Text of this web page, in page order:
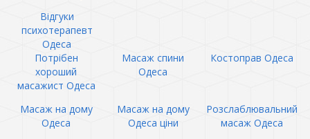
Відгуки
психотерапевт
Одеса
Потрібен
хороший
масажист Одеса
Масаж спини
Одеса
Костоправ Одеса
Масаж на дому
Одеса
Масаж на дому
Одеса ціни
Розслаблювальний
масаж Одеса